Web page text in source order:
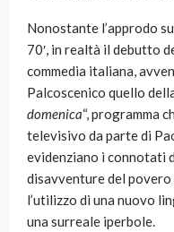
Nonostante l’approdo
70′, in realtà il debutto
commedia italiana,
Palcoscenico quello
domenica“, programma
televisivo da parte di
evidenziano i connotati
disavventure del
l’utilizzo di una nuovo
una surreale iperbole.